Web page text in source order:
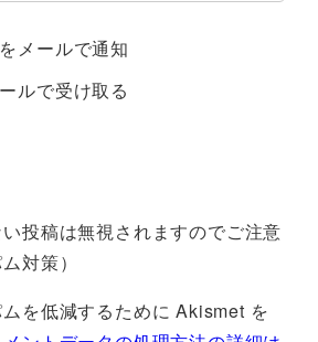
メールで通知
ルで受け取る
投稿は無視されますのでご注意
対策）
を低減するために Akismet を